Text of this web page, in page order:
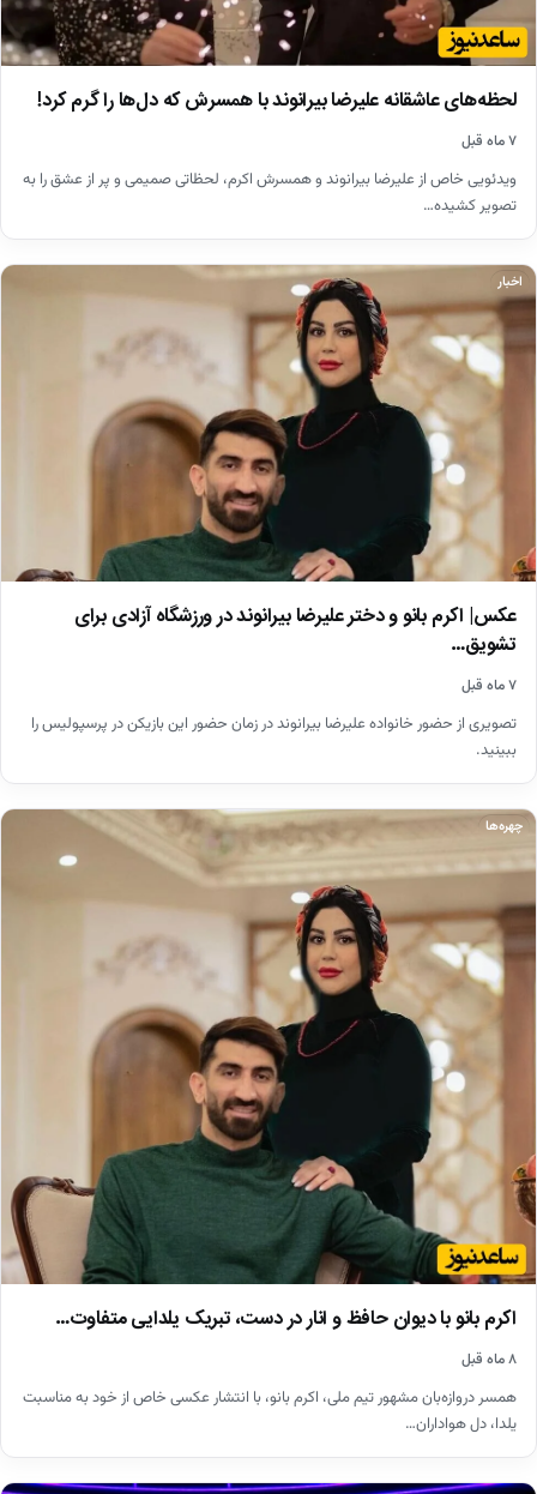
لحظه‌های عاشقانه علیرضا بیرانوند با همسرش که دل‌ها را گرم کرد!
۷ ماه قبل
ویدئویی خاص از علیرضا بیرانوند و همسرش اکرم، لحظاتی صمیمی و پر از عشق را به
تصویر کشیده…
اخبار
عکس| اکرم بانو و دختر علیرضا بیرانوند در ورزشگاه آزادی برای
تشویق…
۷ ماه قبل
تصویری از حضور خانواده علیرضا بیرانوند در زمان حضور این بازیکن در پرسپولیس را
ببینید.
چهره‌ها
اکرم بانو با دیوان حافظ و انار در دست، تبریک یلدایی متفاوت…
۸ ماه قبل
همسر دروازه‌بان مشهور تیم ملی، اکرم بانو، با انتشار عکسی خاص از خود به مناسبت
یلدا، دل هواداران…